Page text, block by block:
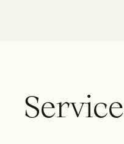
Service